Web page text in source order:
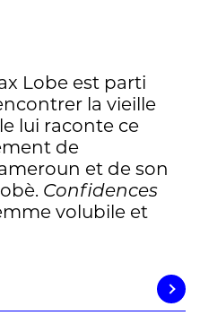
Lobe est parti
la vieille
lui raconte ce
de
et de son
Confidences
volubile et